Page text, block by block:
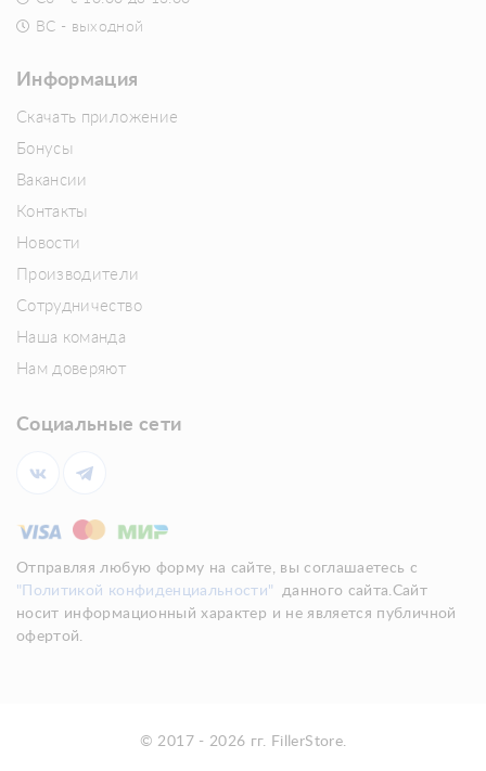
ВС - выходной
Информация
Скачать приложение
Бонусы
Вакансии
Контакты
Новости
Производители
Сотрудничество
Наша команда
Нам доверяют
Социальные сети
Отправляя любую форму на сайте, вы соглашаетесь с
"Политикой конфиденциальности"
данного сайта.Сайт
носит информационный характер и не является публичной
офертой.
© 2017 - 2026 гг. FillerStore.